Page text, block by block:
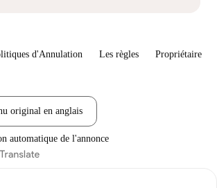
d'Annulation Les règles Propriétaire
original en anglais
automatique de l'annonce